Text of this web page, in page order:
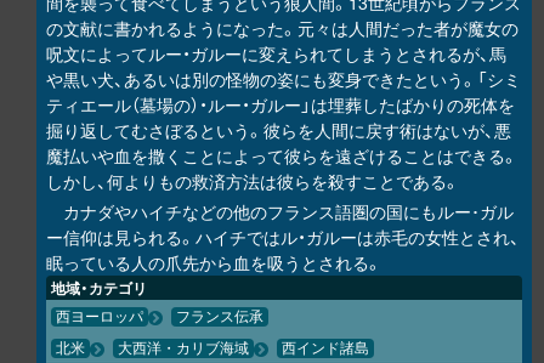
の文献に書かれるようになった。元々は人間だった者が魔女の
呪文によってルー・ガルーに変えられてしまうとされるが、馬
や黒い犬、あるいは別の怪物の姿にも変身できたという。「シミ
ティエール（墓場の）・ルー・ガルー」は埋葬したばかりの死体を
掘り返してむさぼるという。彼らを人間に戻す術はないが、悪
魔払いや血を撒くことによって彼らを遠ざけることはできる。
しかし、何よりもの救済方法は彼らを殺すことである。
カナダやハイチなどの他のフランス語圏の国にもルー･ガル
ー信仰は見られる。ハイチではル・ガルーは赤毛の女性とされ、
眠っている人の爪先から血を吸うとされる。
地域・カテゴリ
西ヨーロッパ
フランス伝承
北米
大西洋・カリブ海域 西インド諸島